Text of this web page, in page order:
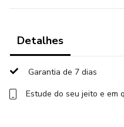
reduzir inseguranças e
Todo o conteúdo foi
fácil de entender, direta ao
pela primeira vez.
Detalhes
Garantia de 7 dias
Estude do seu jeito e em